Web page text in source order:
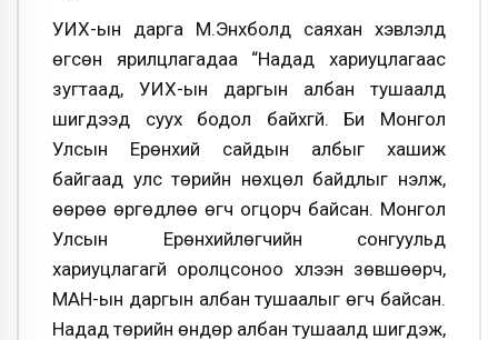
УИХ-ын дарга М.Энхболд саяхан хэвлэлд
өгсөн ярилцлагадаа “Надад хариуцлагаас
зугтаад, УИХ-ын даргын албан тушаалд
шигдээд суух бодол байхгүй. Би Монгол
Улсын Ерөнхий сайдын албыг хашиж
байгаад улс төрийн нөхцөл байдлыг үнэлж,
өөрөө өргөдлөө өгч огцорч байсан. Монгол
Улсын Ерөнхийлөгчийн сонгуульд
хариуцлагагүй оролцсоноо хүлээн зөвшөөрч,
МАН-ын даргын албан тушаалыг өгч байсан.
Надад төрийн өндөр албан тушаалд шигдэж,